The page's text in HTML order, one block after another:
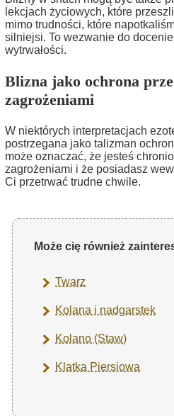
lekcjach życiowych, które
mimo trudności, które
silniejsi. To wezwanie do
wytrwałości.
Blizna jako ochrona
zagrożeniami
W niektórych interpretacjach
postrzegana jako talizman
może oznaczać, że jesteś
zagrożeniami i że posiadasz
Ci przetrwać trudne chwile.
Może cię również
Twarz
Kolana i nadgarstek
Kolano (Staw)
Klatka Piersiowa